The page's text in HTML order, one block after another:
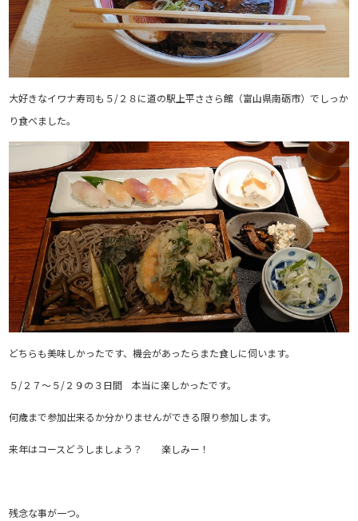
大好きなイワナ寿司も５/２８に道の駅上平ささら館（富山県南砺市）でしっか
り食べました。
どちらも美味しかったです、機会があったらまた食しに伺います。
５/２７～５/２９の３日間 本当に楽しかったです。
何歳まで参加出来るか分かりませんができる限り参加します。
来年はコースどうしましょう？ 楽しみー！
残念な事が一つ。